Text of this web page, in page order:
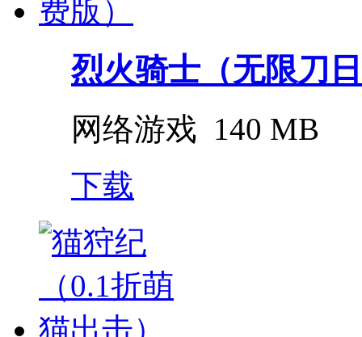
烈火骑士（无限刀
网络游戏 140 MB
下载